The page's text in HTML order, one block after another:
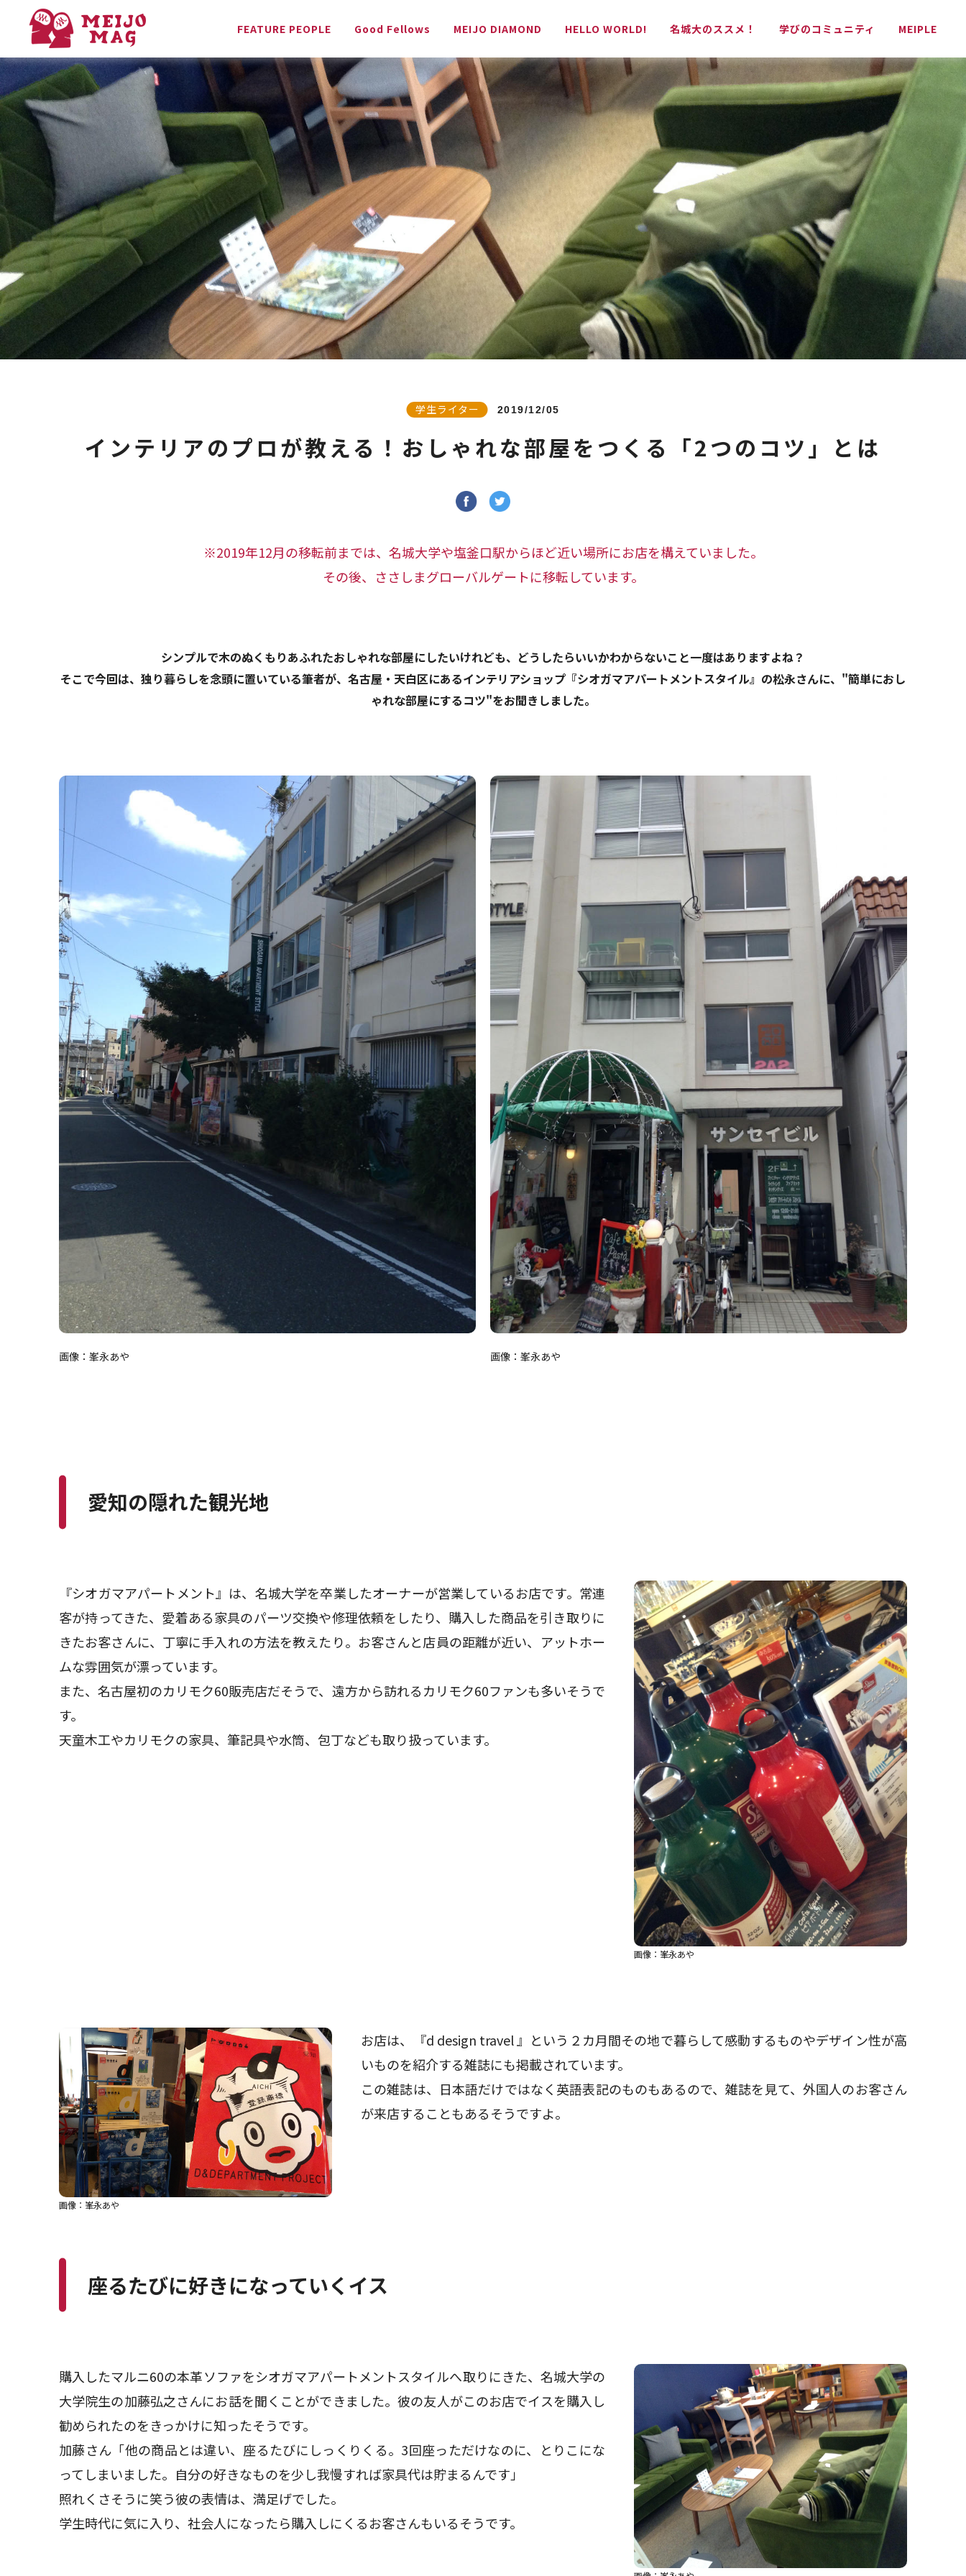
FEATURE PEOPLE Good Fellows MEIJO DIAMOND HELLO WORLD! 名城大のススメ！ 学びのコミュニティ MEIPLE
学生ライター 2019/12/05
インテリアのプロが教える！おしゃれな部屋をつくる「2つのコツ」とは
※2019年12月の移転前までは、名城大学や塩釜口駅からほど近い場所にお店を構えていました。
その後、ささしまグローバルゲートに移転しています。
シンプルで木のぬくもりあふれたおしゃれな部屋にしたいけれども、どうしたらいいかわからないこと一度はありますよね？
そこで今回は、独り暮らしを念頭に置いている筆者が、名古屋・天白区にあるインテリアショップ『シオガマアパートメントスタイル』の松永さんに、"簡単におし
ゃれな部屋にするコツ"をお聞きしました。
画像：峯永あや 画像：峯永あや
愛知の隠れた観光地
画像：峯永あや
『シオガマアパートメント』は、名城大学を卒業したオーナーが営業しているお店です。常連
客が持ってきた、愛着ある家具のパーツ交換や修理依頼をしたり、購入した商品を引き取りに
きたお客さんに、丁寧に手入れの方法を教えたり。お客さんと店員の距離が近い、アットホー
ムな雰囲気が漂っています。
また、名古屋初のカリモク60販売店だそうで、遠方から訪れるカリモク60ファンも多いそうで
す。
天童木工やカリモクの家具、筆記具や水筒、包丁なども取り扱っています。
画像：峯永あや
お店は、『d design travel 』という２カ月間その地で暮らして感動するものやデザイン性が高
いものを紹介する雑誌にも掲載されています。
この雑誌は、日本語だけではなく英語表記のものもあるので、雑誌を見て、外国人のお客さん
が来店することもあるそうですよ。
座るたびに好きになっていくイス
購入したマルニ60の本革ソファをシオガマアパートメントスタイルへ取りにきた、名城大学の
大学院生の加藤弘之さんにお話を聞くことができました。彼の友人がこのお店でイスを購入し
勧められたのをきっかけに知ったそうです。
加藤さん「他の商品とは違い、座るたびにしっくりくる。3回座っただけなのに、とりこにな
ってしまいました。自分の好きなものを少し我慢すれば家具代は貯まるんです」
照れくさそうに笑う彼の表情は、満足げでした。
学生時代に気に入り、社会人になったら購入しにくるお客さんもいるそうです。